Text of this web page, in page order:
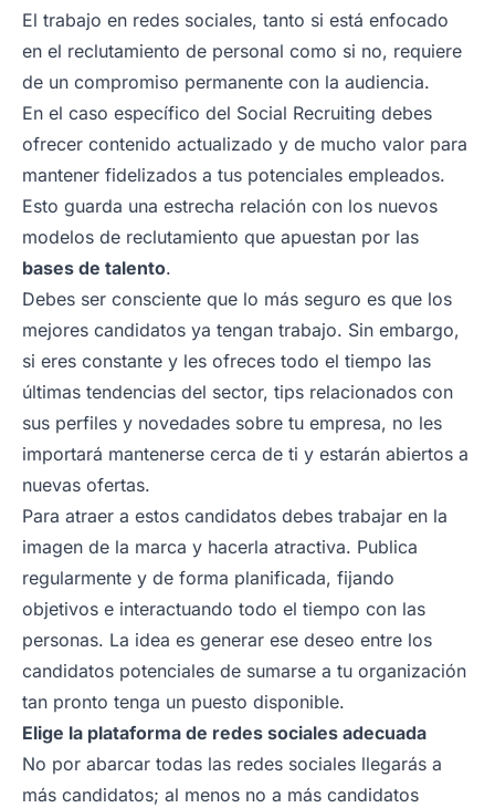
El trabajo en redes sociales, tanto si está enfocado
en el reclutamiento de personal como si no, requiere
de un compromiso permanente con la audiencia.
En el caso específico del Social Recruiting debes
ofrecer contenido actualizado y de mucho valor para
mantener fidelizados a tus potenciales empleados.
Esto guarda una estrecha relación con los nuevos
modelos de reclutamiento que apuestan por las
bases de talento.
Debes ser consciente que lo más seguro es que los
mejores candidatos ya tengan trabajo. Sin embargo,
si eres constante y les ofreces todo el tiempo las
últimas tendencias del sector, tips relacionados con
sus perfiles y novedades sobre tu empresa, no les
importará mantenerse cerca de ti y estarán abiertos a
nuevas ofertas.
Para atraer a estos candidatos debes trabajar en la
imagen de la marca y hacerla atractiva. Publica
regularmente y de forma planificada, fijando
objetivos e interactuando todo el tiempo con las
personas. La idea es generar ese deseo entre los
candidatos potenciales de sumarse a tu organización
tan pronto tenga un puesto disponible.
Elige la plataforma de redes sociales adecuada
No por abarcar todas las redes sociales llegarás a
más candidatos; al menos no a más candidatos